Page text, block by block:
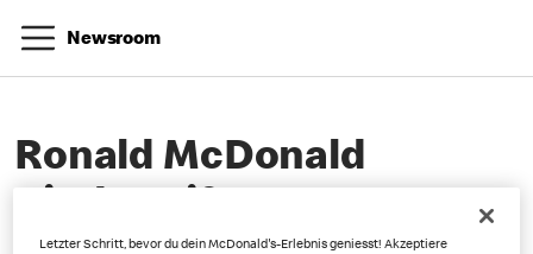
Newsroom
Ronald McDonald
Letzter Schritt, bevor du dein McDonald's-Erlebnis geniesst! Akzeptiere